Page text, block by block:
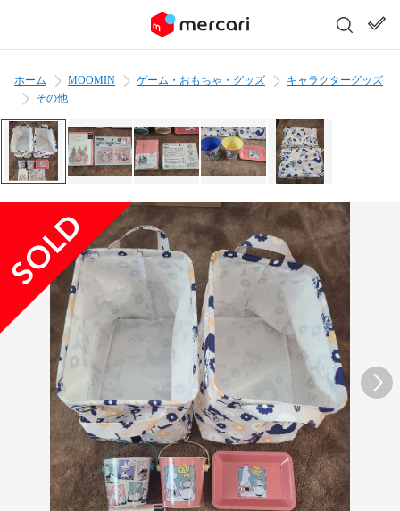
ホーム MOOMIN ゲーム・おもちゃ・グッズ
キャラクターグッズ
その他